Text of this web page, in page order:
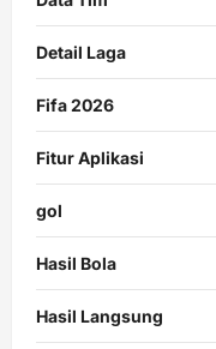
Detail Laga
Fifa 2026
Fitur Aplikasi
gol
Hasil Bola
Hasil Langsung